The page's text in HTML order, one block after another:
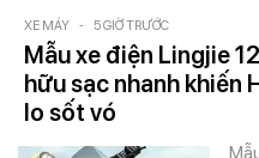
XE MÁY - 5 GIỜ TRƯỚC
Mẫu xe điện Lingjie
hữu sạc nhanh khiến
lo sốt vó